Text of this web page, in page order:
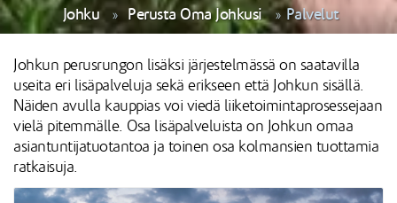
Johku Perusta Oma Johkusi Palvelut
Johkun perusrungon lisäksi järjestelmässä on saatavilla
useita eri lisäpalveluja sekä erikseen että Johkun sisällä.
Näiden avulla kauppias voi viedä liiketoimintaprosessejaan
vielä pitemmälle. Osa lisäpalveluista on Johkun omaa
asiantuntijatuotantoa ja toinen osa kolmansien tuottamia
ratkaisuja.